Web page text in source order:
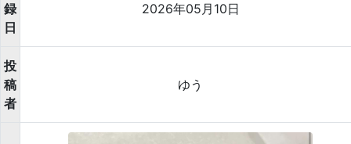
録
日
2026年05月10日
投
稿
者
ゆう